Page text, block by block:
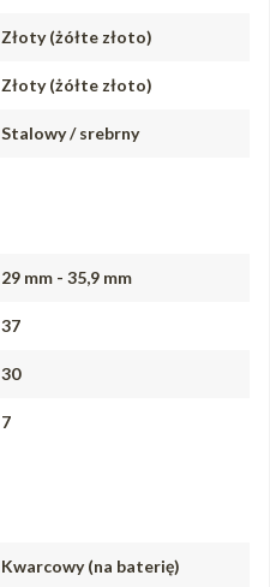
Złoty (żółte złoto)
Złoty (żółte złoto)
Stalowy / srebrny
29 mm - 35,9 mm
37
30
7
Kwarcowy (na baterię)